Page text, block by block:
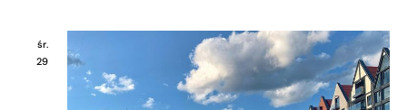
śr.
29